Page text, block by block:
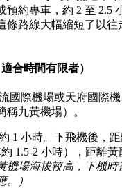
預約專車，約 2 至 2.5
條路線大幅縮短了以往
合時間有限者）
國際機場或天府國際
稱九黃機場）。
1 小時。下飛機後，
1.5-2 小時），距離黃
機場海拔較高，下機
。）